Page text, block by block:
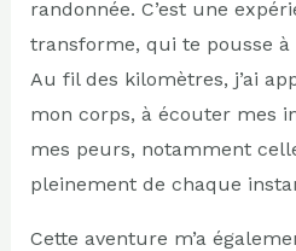
randonnée. C’est une
transforme, qui te pousse
Au fil des kilomètres, j’ai
mon corps, à écouter mes
mes peurs, notamment
pleinement de chaque
Cette aventure m’a